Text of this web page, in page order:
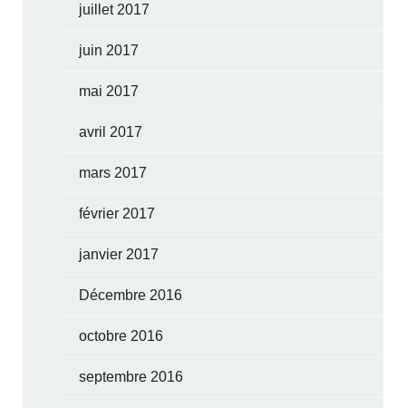
juillet 2017
juin 2017
mai 2017
avril 2017
mars 2017
février 2017
janvier 2017
Décembre 2016
octobre 2016
septembre 2016